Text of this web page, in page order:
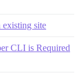
site
CLI is Required